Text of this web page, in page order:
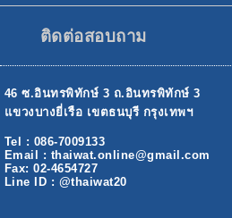
ติดต่อสอบถาม
46 ซ.อินทรพิทักษ์ 3 ถ.อินทรพิทักษ์ 3
แขวงบางยี่เรือ เขตธนบุรี กรุงเทพฯ
Tel : 086-7009133
Email : thaiwat.online@gmail.com
Fax: 02-4654727
Line ID : @thaiwat20